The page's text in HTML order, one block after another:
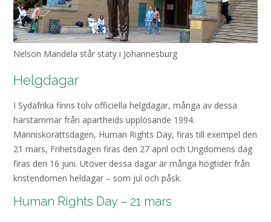
Nelson Mandela står staty i Johannesburg
Helgdagar
I Sydafrika finns tolv officiella helgdagar, många av dessa
härstammar från apartheids upplösande 1994.
Människorättsdagen, Human Rights Day, firas till exempel den
21 mars, Frihetsdagen firas den 27 april och Ungdomens dag
firas den 16 juni. Utöver dessa dagar är många högtider från
kristendomen heldagar – som jul och påsk.
Human Rights Day – 21 mars